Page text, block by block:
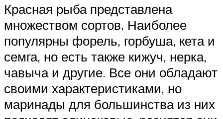
Красная рыба представлена
множеством сортов. Наиболее
популярны форель, горбуша, кета и
семга, но есть также кижуч, нерка,
чавыча и другие. Все они обладают
своими характеристиками, но
маринады для большинства из них